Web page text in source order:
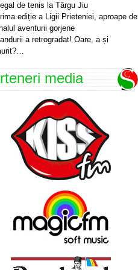
de tenis la Târgu Jiu
ediție a Ligii Prieteniei, aproape de
aventurii gorjene
a retrogradat! Oare, a și
media